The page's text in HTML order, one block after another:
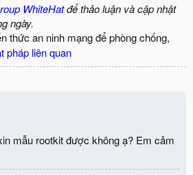
WhiteHatđể thảo luận và cập nhật
ngày.
thức an ninh mạng để phòng chống,
pháp liên quan
mẫu rootkit được không ạ? Em cảm